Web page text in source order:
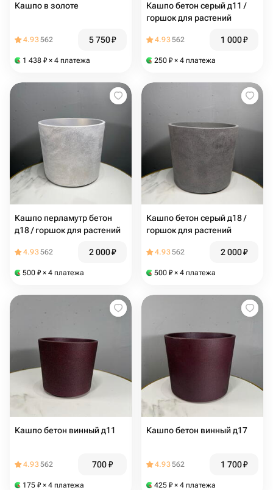
Кашпо в золоте
4.93562 5 750₽
1 438 ₽ × 4 платежа
Кашпо бетон серый д11 /
горшок для растений
4.93562 1 000₽
250 ₽ × 4 платежа
Кашпо перламутр бетон
д18 / горшок для растений
4.93562 2 000₽
500 ₽ × 4 платежа
Кашпо бетон серый д18 /
горшок для растений
4.93562 2 000₽
500 ₽ × 4 платежа
Кашпо бетон винный д11
4.93562 700₽
175 ₽ × 4 платежа
Кашпо бетон винный д17
4.93562 1 700₽
425 ₽ × 4 платежа